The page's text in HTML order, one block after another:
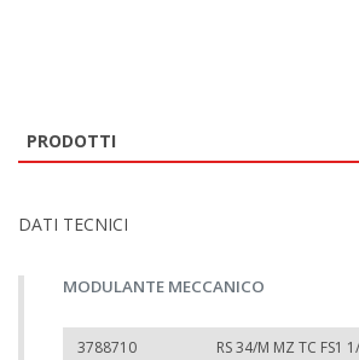
PRODOTTI
DATI TECNICI
MODULANTE MECCANICO
3788710 RS 34/M MZ TC FS1